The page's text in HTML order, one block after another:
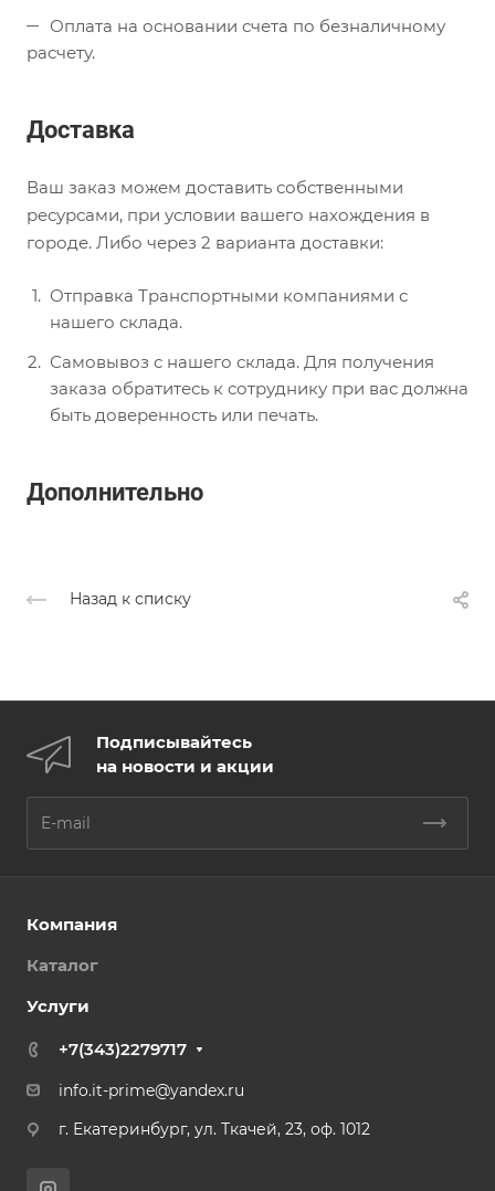
Оплата на основании счета по безналичному
расчету.
Доставка
Ваш заказ можем доставить собственными
ресурсами, при условии вашего нахождения в
городе. Либо через 2 варианта доставки:
Отправка Транспортными компаниями с
нашего склада.
Самовывоз с нашего склада. Для получения
заказа обратитесь к сотруднику при вас должна
быть доверенность или печать.
Дополнительно
Назад к списку
Подписывайтесь
на новости и акции
Компания
Каталог
Услуги
+7(343)2279717
info.it-prime@yandex.ru
г. Екатеринбург, ул. Ткачей, 23, оф. 1012